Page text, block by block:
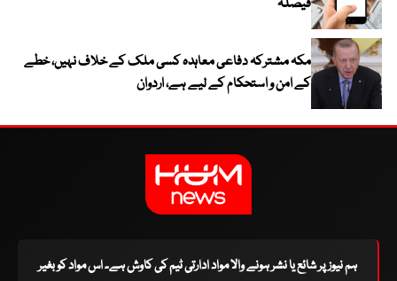
فیصلہ
مکہ مشترکہ دفاعی معاہدہ کسی ملک کے خلاف نہیں، خطے
کے امن و استحکام کے لیے ہے، اردوان
ہم نیوز پر شائع یا نشر ہونے والا مواد ادارتی ٹیم کی کاوش ہے۔ اس مواد کو بغیر